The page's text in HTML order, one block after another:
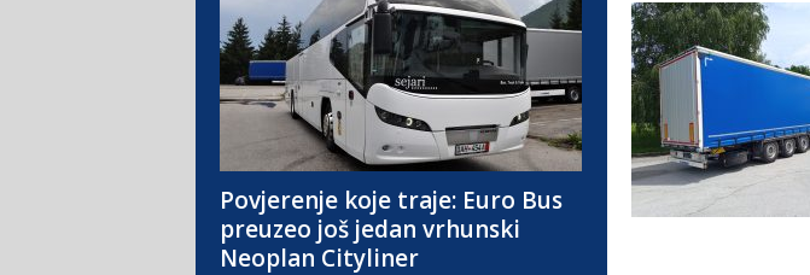
Povjerenje koje traje: Euro Bus
preuzeo još jedan vrhunski
Neoplan Cityliner